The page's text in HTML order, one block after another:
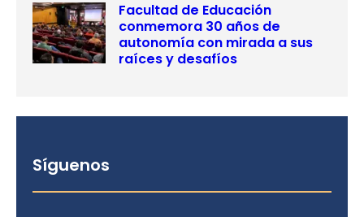
Facultad de Educación
conmemora 30 años de
autonomía con mirada a sus
raíces y desafíos
Síguenos